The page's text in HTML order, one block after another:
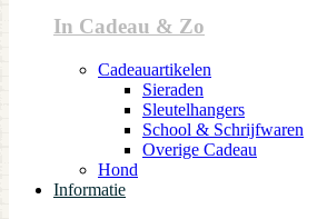
In Cadeau & Zo
Cadeauartikelen
Sieraden
Sleutelhangers
School & Schrijfwaren
Overige Cadeau
Hond
Informatie